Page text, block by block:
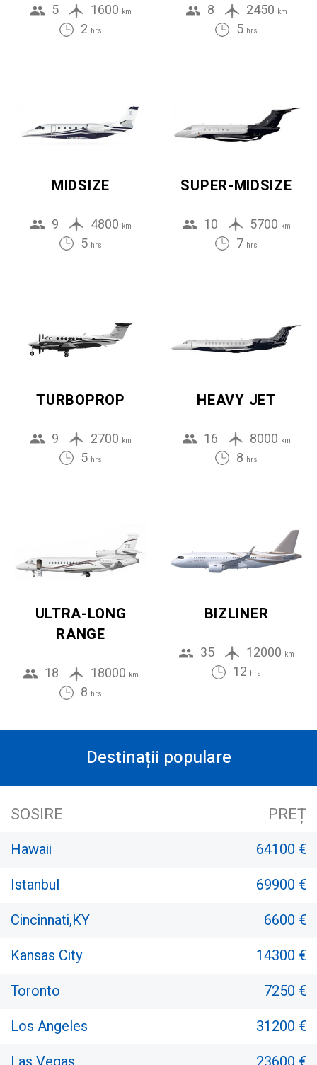
5 1600 km
2 hrs
8 2450 km
5 hrs
MIDSIZE
9 4800 km
5 hrs
SUPER-MIDSIZE
10 5700 km
7 hrs
TURBOPROP
9 2700 km
5 hrs
HEAVY JET
16 8000 km
8 hrs
ULTRA-LONG
RANGE
18 18000 km
8 hrs
BIZLINER
35 12000 km
12 hrs
Destinații populare
SOSIRE PREȚ
Hawaii
64100 €
Istanbul
69900 €
Cincinnati,KY
6600 €
Kansas City
14300 €
Toronto
7250 €
Los Angeles
31200 €